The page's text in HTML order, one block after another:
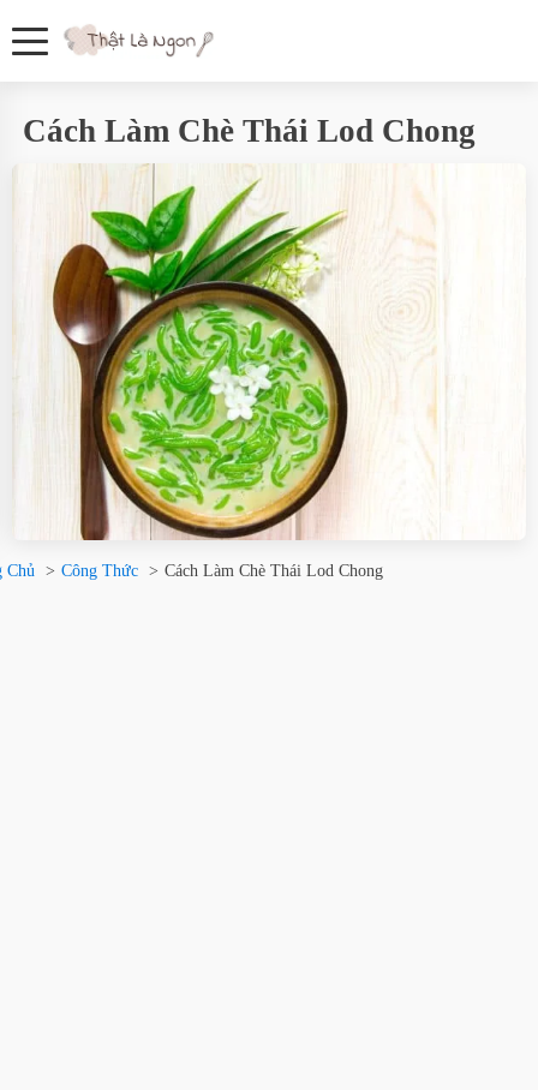
Cách Làm Chè Thái Lod Chong
Chủ Công Thức Cách Làm Chè Thái Lod Chong